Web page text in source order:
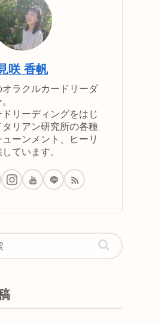
咲 香帆
ラクルカードリーダ
リーディングをはじ
リアン研究所の各種
ーンメント、ヒーリ
ています。